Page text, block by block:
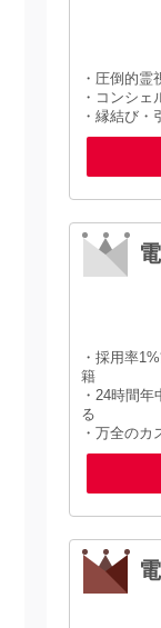
・圧倒的
・コンシ
・縁結び
・採用率
籍
・24時間
る
・万全の